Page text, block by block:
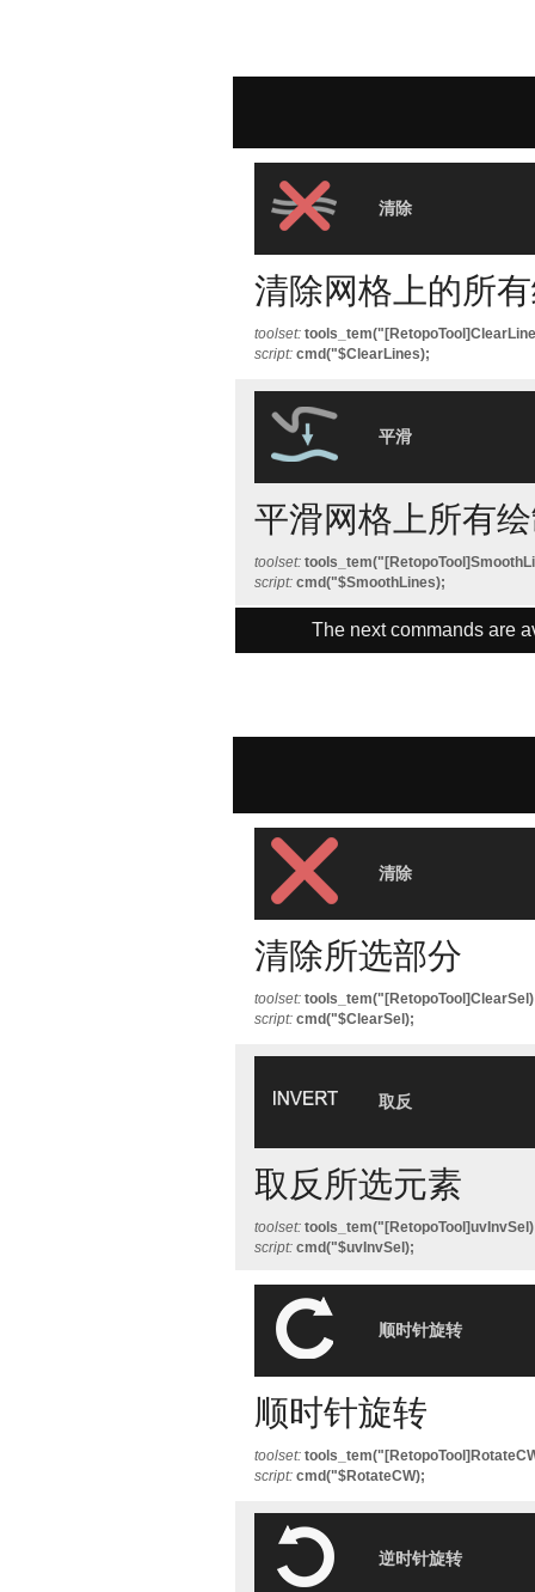
清除
清除网格上的所
toolset:
script: cmd("$ClearLines);
平滑
平滑网格上所有
toolset:
script: cmd("$SmoothLines);
The next commands are
清除
清除所选部分
toolset:
script: cmd("$ClearSel);
取反
取反所选元素
toolset:
script: cmd("$uvInvSel);
顺时针旋转
顺时针旋转
toolset:
script: cmd("$RotateCW);
逆时针旋转